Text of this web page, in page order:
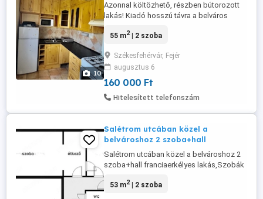
10
Azonnal költözhető, részben bútorozott
lakás! Kiadó hosszú távra a belváros
állapotú, 2 szoba + hallos erkélyes lakás.
4. emeletén található. A lakás napfényes,
világos, részben bútorozott, távfűtéses, a
nyílászárók ...
55 m2| 2 szoba
Székesfehérvár, Fejér
augusztus 6
160 000 Ft
Hitelesített telefonszám
Salétrom utcában közel a
belvároshoz 2 szoba+hall
Salétrom utcában közel a belvároshoz 2
szoba+hall franciaerkélyes lakás,Szobák
wc járólapos.Előtérben beépített
53 m2| 2 szoba